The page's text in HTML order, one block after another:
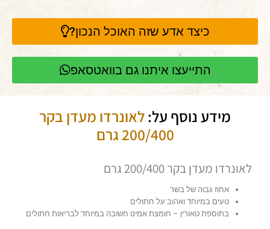
כיצד אדע שזה האוכל הנכון?
התייעצו איתנו גם בוואטסאפ
מידע נוסף על:לאונרדו מעדן בקר
200/400 גרם
לאונרדו מעדן בקר 200/400 גרם
אחוז גבוה של בשר
טעים במיוחד ואהוב על חתולים
בתוספת טאורין – חומצת אמינו חשובה במיוחד לבריאות חתולים